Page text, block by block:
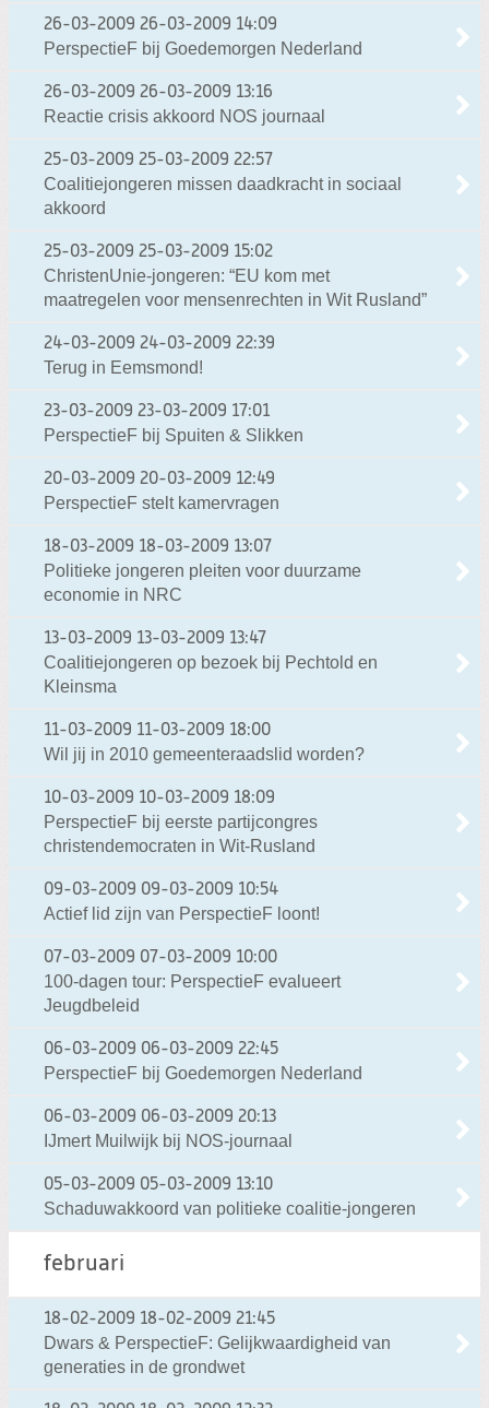
26-03-2009 26-03-2009 14:09
PerspectieF bij Goedemorgen Nederland
26-03-2009 26-03-2009 13:16
Reactie crisis akkoord NOS journaal
25-03-2009 25-03-2009 22:57
Coalitiejongeren missen daadkracht in sociaal
akkoord
25-03-2009 25-03-2009 15:02
ChristenUnie-jongeren: “EU kom met
maatregelen voor mensenrechten in Wit Rusland”
24-03-2009 24-03-2009 22:39
Terug in Eemsmond!
23-03-2009 23-03-2009 17:01
PerspectieF bij Spuiten & Slikken
20-03-2009 20-03-2009 12:49
PerspectieF stelt kamervragen
18-03-2009 18-03-2009 13:07
Politieke jongeren pleiten voor duurzame
economie in NRC
13-03-2009 13-03-2009 13:47
Coalitiejongeren op bezoek bij Pechtold en
Kleinsma
11-03-2009 11-03-2009 18:00
Wil jij in 2010 gemeenteraadslid worden?
10-03-2009 10-03-2009 18:09
PerspectieF bij eerste partijcongres
christendemocraten in Wit-Rusland
09-03-2009 09-03-2009 10:54
Actief lid zijn van PerspectieF loont!
07-03-2009 07-03-2009 10:00
100-dagen tour: PerspectieF evalueert
Jeugdbeleid
06-03-2009 06-03-2009 22:45
PerspectieF bij Goedemorgen Nederland
06-03-2009 06-03-2009 20:13
IJmert Muilwijk bij NOS-journaal
05-03-2009 05-03-2009 13:10
Schaduwakkoord van politieke coalitie-jongeren
februari
18-02-2009 18-02-2009 21:45
Dwars & PerspectieF: Gelijkwaardigheid van
generaties in de grondwet